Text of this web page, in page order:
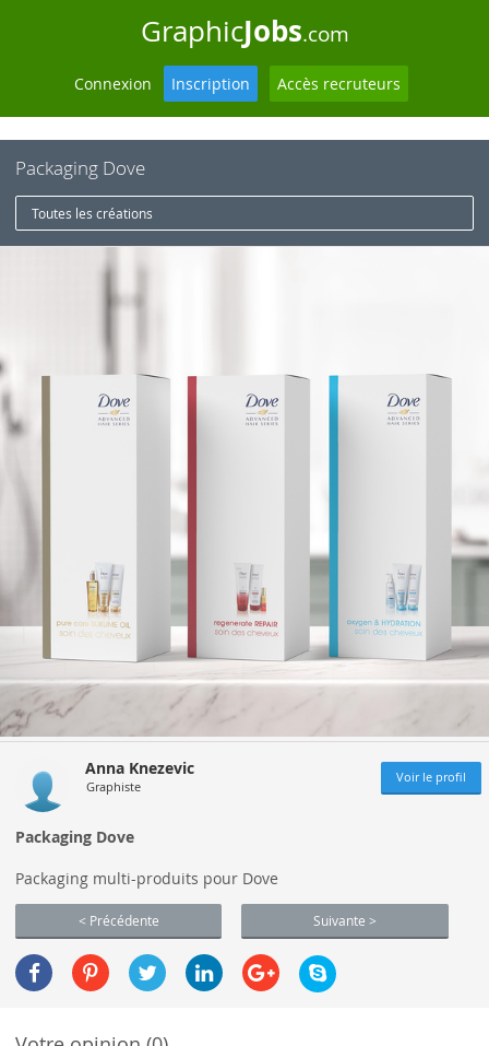
GraphicJobs.com
Connexion Inscription Accès recruteurs
Packaging Dove
Toutes les créations
Anna Knezevic
Graphiste
Voir le profil
Packaging Dove
Packaging multi-produits pour Dove
< Précédente Suivante >